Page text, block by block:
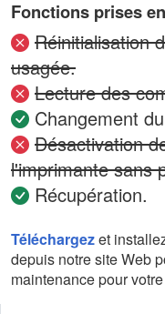
Fonctions prises
Réinitialisation
usagée.
Lecture des
Changement
Désactivation
l'imprimante sans
Récupération.
Téléchargezet
depuis notre site Web
maintenance pour